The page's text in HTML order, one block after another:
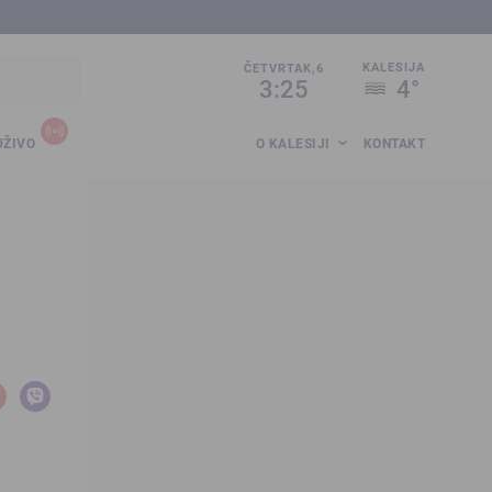
ČETVRTAK,6
3:25
KALESIJA
4°
O KALESIJI KONTAKT